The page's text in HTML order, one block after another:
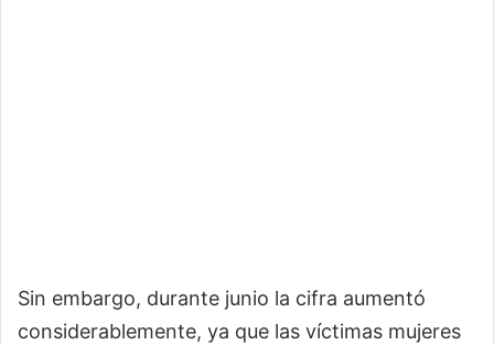
Sin embargo, durante junio la cifra aumentó
considerablemente, ya que las víctimas mujeres